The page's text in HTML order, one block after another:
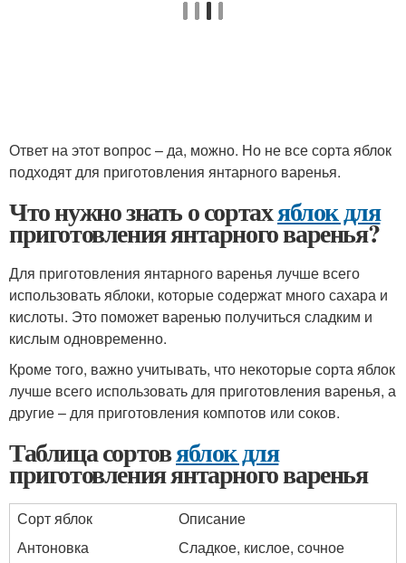
Ответ на этот вопрос – да, можно. Но не все сорта яблок
подходят для приготовления янтарного варенья.
Что нужно знать о сортахяблок для
приготовления янтарного варенья?
Для приготовления янтарного варенья лучше всего
использовать яблоки, которые содержат много сахара и
кислоты. Это поможет варенью получиться сладким и
кислым одновременно.
Кроме того, важно учитывать, что некоторые сорта яблок
лучше всего использовать для приготовления варенья, а
другие – для приготовления компотов или соков.
Таблица сортовяблок для
приготовления янтарного варенья
Сорт яблок
Описание
Антоновка
Сладкое, кислое, сочное